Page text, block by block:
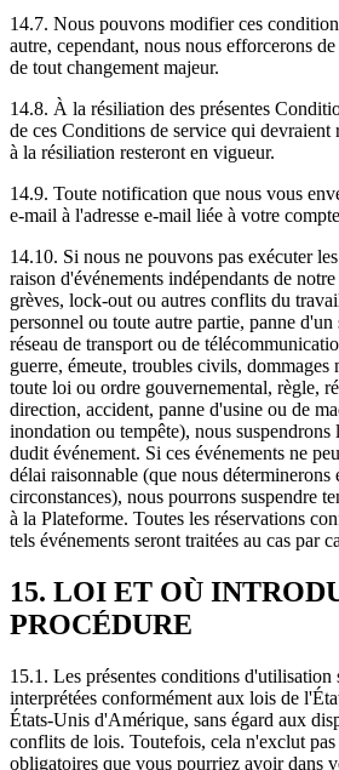
14.7. Nous pouvons modifier ces
autre, cependant, nous nous efforcerons
de tout changement majeur.
14.8. À la résiliation des présentes
de ces Conditions de service qui devraient
à la résiliation resteront en vigueur.
14.9. Toute notification que nous vous
e-mail à l'adresse e-mail liée à votre
14.10. Si nous ne pouvons pas exécuter
raison d'événements indépendants de
grèves, lock-out ou autres conflits du
personnel ou toute autre partie, panne
réseau de transport ou de
guerre, émeute, troubles civils, dommages
toute loi ou ordre gouvernemental, règle,
direction, accident, panne d'usine ou de
inondation ou tempête), nous suspendrons
dudit événement. Si ces événements ne
délai raisonnable (que nous déterminerons
circonstances), nous pourrons suspendre
à la Plateforme. Toutes les réservations
tels événements seront traitées au cas par
15. LOI ET OÙ
PROCÉDURE
15.1. Les présentes conditions d'utilisation
interprétées conformément aux lois de
États-Unis d'Amérique, sans égard aux
conflits de lois. Toutefois, cela n'exclut
obligatoires que vous pourriez avoir dans